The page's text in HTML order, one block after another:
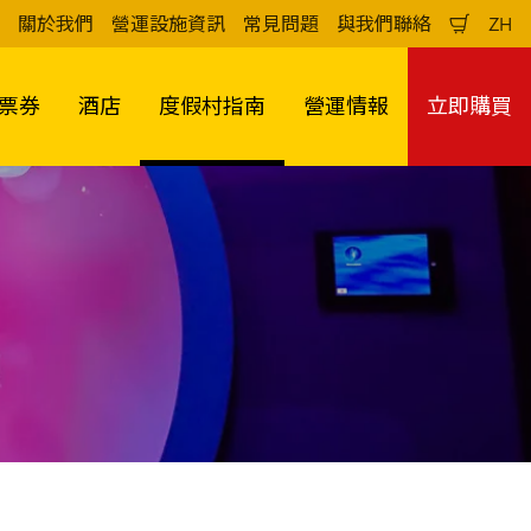
關於我們 營運設施資訊 常見問題 與我們聯絡
物
ZH
中
文
券 酒店 度假村指南 營運情報 立即購買